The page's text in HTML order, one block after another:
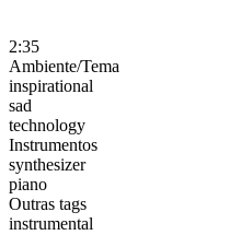
2:35
Ambiente/Tema
inspirational
sad
technology
Instrumentos
synthesizer
piano
Outras tags
instrumental